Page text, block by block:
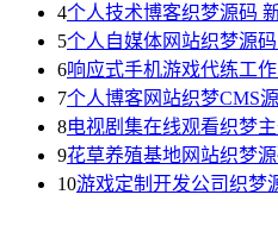
4个人技术博客织梦源码
5个人自媒体网站织梦源码
6响应式手机游戏代练工
7个人博客网站织梦CMS
8电视剧集在线观看织梦
9花草养殖基地网站织梦
10游戏定制开发公司织梦